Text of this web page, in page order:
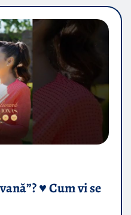
♥️ Cum vi se